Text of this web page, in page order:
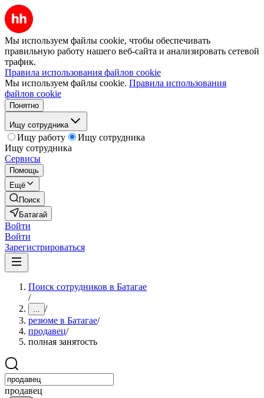
Мы используем файлы cookie, чтобы обеспечивать
правильную работу нашего веб-сайта и анализировать сетевой
трафик.
Правила использования файлов cookie
Мы используем файлы cookie. Правила использования
файлов cookie
Понятно
Ищу сотрудника
Ищу работу
Ищу сотрудника
Ищу сотрудника
Сервисы
Помощь
Ещё
Поиск
Батагай
Войти
Войти
Зарегистрироваться
Поиск сотрудников в Батагае
/
... /
резюме в Батагае/
продавец/
полная занятость
продавец